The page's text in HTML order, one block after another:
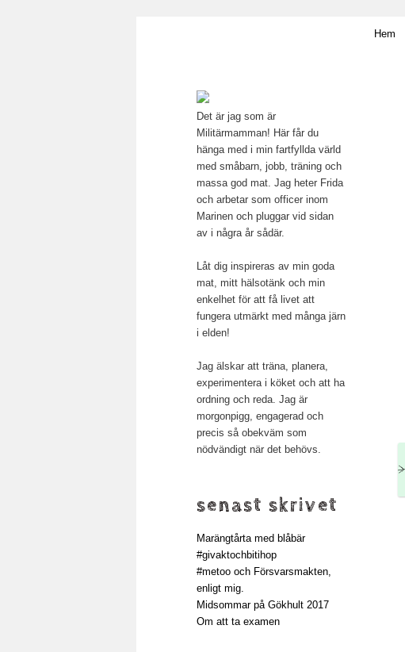
Mamma, militär och märkbart obekväm
Hem
Det är jag som är
Militärmamman! Här får du
hänga med i min fartfyllda värld
med småbarn, jobb, träning och
massa god mat. Jag heter Frida
och arbetar som officer inom
Marinen och pluggar vid sidan
av i några år sådär.
Låt dig inspireras av min goda
mat, mitt hälsotänk och min
enkelhet för att få livet att
fungera utmärkt med många järn
i elden!
Jag älskar att träna, planera,
experimentera i köket och att ha
ordning och reda. Jag är
morgonpigg, engagerad och
precis så obekväm som
nödvändigt när det behövs.
senast skrivet
Marängtårta med blåbär
#givaktochbitihop
#metoo och Försvarsmakten,
enligt mig.
Midsommar på Gökhult 2017
Om att ta examen